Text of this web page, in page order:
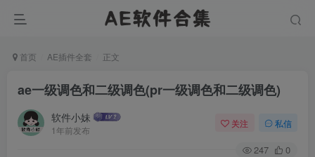
首页 AE插件全套 正文
ae一级调色和二级调色(pr一级调色和二级调色)
软件小妹
1年前发布
关注 私信
247 0